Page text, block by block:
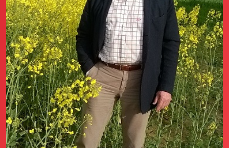
Annunci Donne
Agenzia matrimoniale Club di Più
Love Notebook
Il libro Donna di Cuori
Quanto costa Club di Più
Love Academy
Domande Frequenti
Impegno Sociale
Le nostre sedi